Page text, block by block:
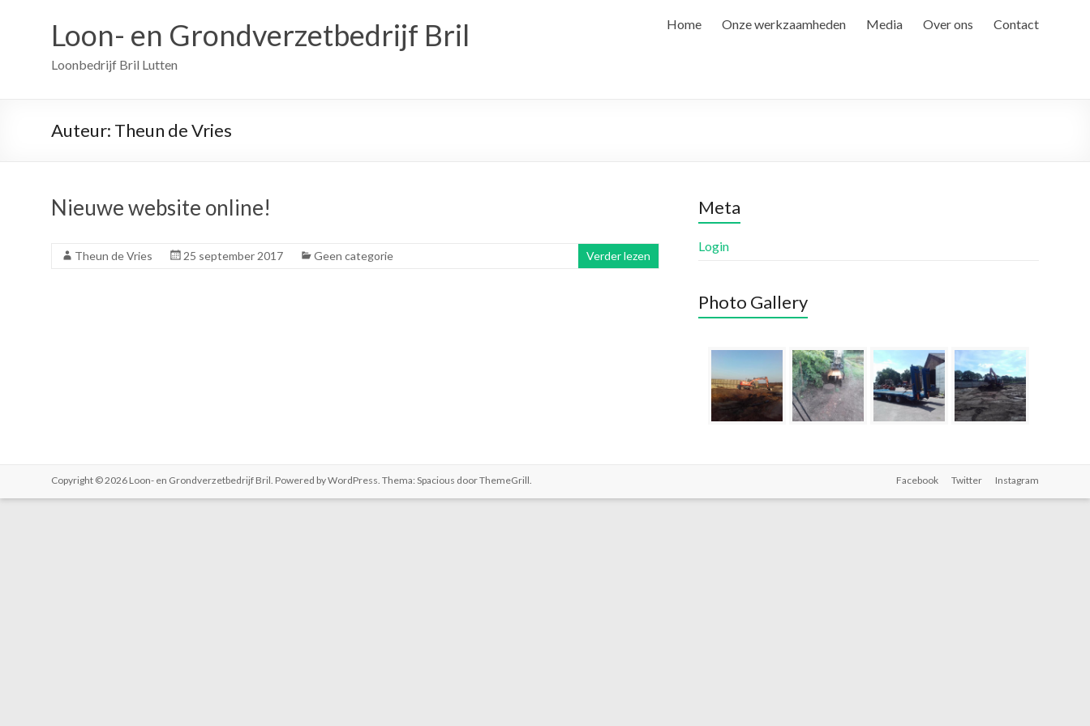
Loon- en Grondverzetbedrijf Bril
Loonbedrijf Bril Lutten
Home Onze werkzaamheden Media Over ons Contact
Auteur: Theun de Vries
Nieuwe website online!
Theun de Vries 25 september 2017 Geen categorie Verder lezen
Meta
Login
Photo Gallery
Copyright © 2026 Loon- en Grondverzetbedrijf Bril. Powered byWordPress. Thema: Spacious doorThemeGrill. Facebook Twitter Instagram